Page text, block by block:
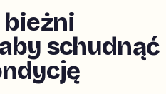
bieżni
schudnąć